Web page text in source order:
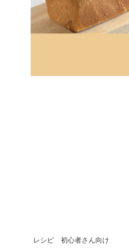
レシピ 初心者さん向け